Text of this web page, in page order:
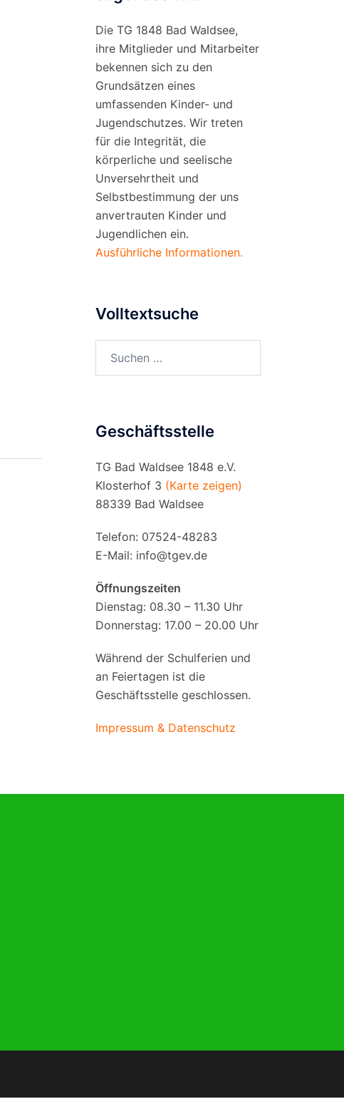
Die TG 1848 Bad Waldsee,
ihre Mitglieder und Mitarbeiter
bekennen sich zu den
Grundsätzen eines
umfassenden Kinder- und
Jugendschutzes. Wir treten
für die Integrität, die
körperliche und seelische
Unversehrtheit und
Selbstbestimmung der uns
anvertrauten Kinder und
Jugendlichen ein.
Ausführliche Informationen.
Volltextsuche
nach:
Geschäftsstelle
TG Bad Waldsee 1848 e.V.
Klosterhof 3 (Karte zeigen)
88339 Bad Waldsee
Telefon: 07524-48283
E-Mail: info@tgev.de
Öffnungszeiten
Dienstag: 08.30 – 11.30 Uhr
Donnerstag: 17.00 – 20.00 Uhr
Während der Schulferien und
an Feiertagen ist die
Geschäftsstelle geschlossen.
Impressum & Datenschutz